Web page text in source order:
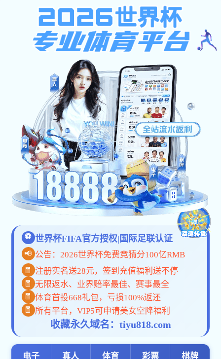
c7官网登录入口app
首页 c7c7电子娱乐概况
国际交流 书记院长信箱
招生就业
本科生招生
研究生招生
本科生招生